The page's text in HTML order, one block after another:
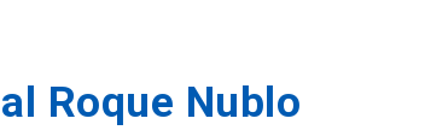
Roque Nublo